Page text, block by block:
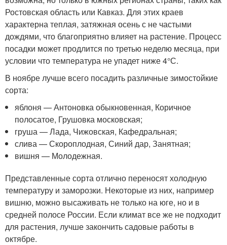
Ростовская область или Кавказ. Для этих краев
характерна теплая, затяжная осень с не частыми
дождями, что благоприятно влияет на растение. Процесс
посадки может продлится по третью неделю месяца, при
условии что температура не упадет ниже 4°С.
В ноябре лучше всего посадить различные зимостойкие
сорта:
яблоня — Антоновка обыкновенная, Коричное
полосатое, Грушовка московская;
груша — Лада, Чижовская, Кафедральная;
слива — Скороплодная, Синий дар, Занятная;
вишня — Молодежная.
Представленные сорта отлично переносят холодную
температуру и заморозки. Некоторые из них, например
вишню, можно высаживать не только на юге, но и в
средней полосе России. Если климат все же не подходит
для растения, лучше закончить садовые работы в
октябре.